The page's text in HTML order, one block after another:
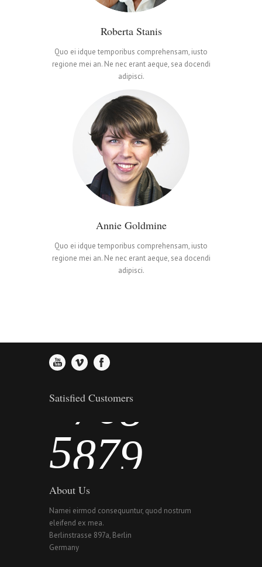
Roberta Stanis
Quo ei idque temporibus comprehensam, iusto
regione mei an. Ne nec erant aeque, sea docendi
adipisci.
Annie Goldmine
Quo ei idque temporibus comprehensam, iusto
regione mei an. Ne nec erant aeque, sea docendi
adipisci.
Satisfied Customers
1
3
4
5
0
1
2
4
6
7
8
0
1
2
3
5
6
7
0
1
2
3
4
5
7
8
9
About Us
Namei eirmod consequuntur, quod nostrum
eleifend ex mea.
Berlinstrasse 897a, Berlin
Germany